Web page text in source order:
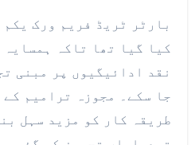
کیا گیا تھا تاکہ ہمسایہ
نقد ادائیگیوں پر مبنی
جا سکے۔ مجوزہ ترامیم
طریقہ کار کو مزید سہل